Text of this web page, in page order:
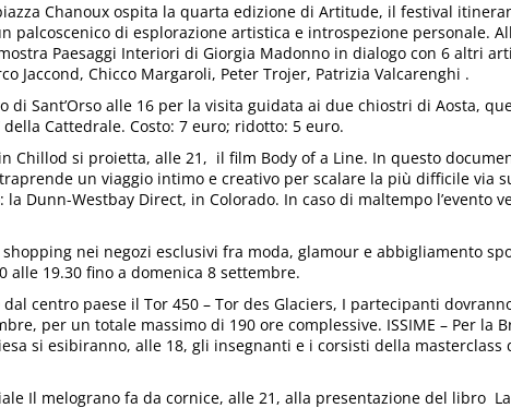
Chanoux ospita la quarta edizione di Artitude, il festival
palcoscenico di esplorazione artistica e introspezione personale.
Paesaggi Interiori di Giorgia Madonno in dialogo con 6 altri
Jaccond, Chicco Margaroli, Peter Trojer, Patrizia Valcarenghi .
di Sant’Orso alle 16 per la visita guidata ai due chiostri di Aosta,
della Cattedrale. Costo: 7 euro; ridotto: 5 euro.
Chillod si proietta, alle 21, il film Body of a Line. In questo
un viaggio intimo e creativo per scalare la più difficile via
Dunn-Westbay Direct, in Colorado. In caso di maltempo l’evento
nei negozi esclusivi fra moda, glamour e abbigliamento
alle 19.30 fino a domenica 8 settembre.
dal centro paese il Tor 450 – Tor des Glaciers, I partecipanti
per un totale massimo di 190 ore complessive. ISSIME – Per la
si esibiranno, alle 18, gli insegnanti e i corsisti della masterclass
Il melograno fa da cornice, alle 21, alla presentazione del libro La